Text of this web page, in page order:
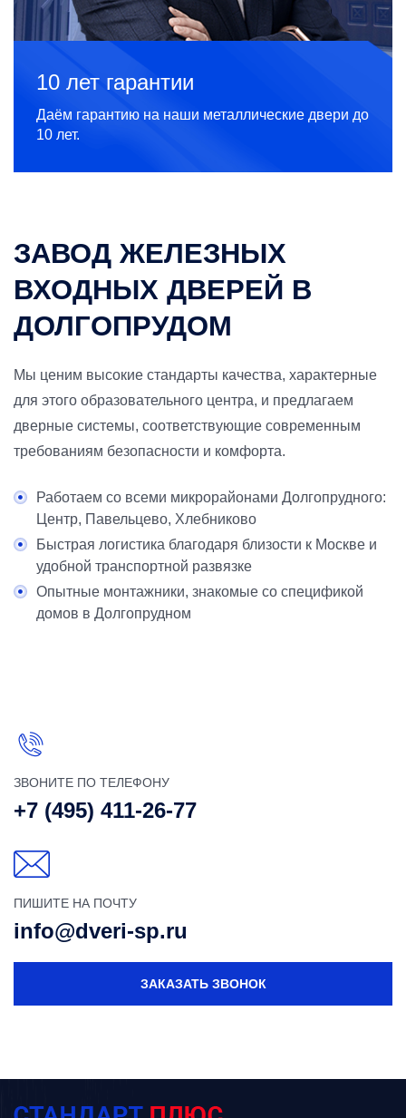
10 лет гарантии
Даём гарантию на наши металлические двери до
10 лет.
ЗАВОД ЖЕЛЕЗНЫХ
ВХОДНЫХ ДВЕРЕЙ В
ДОЛГОПРУДОМ
Мы ценим высокие стандарты качества, характерные
для этого образовательного центра, и предлагаем
дверные системы, соответствующие современным
требованиям безопасности и комфорта.
Работаем со всеми микрорайонами Долгопрудного:
Центр, Павельцево, Хлебниково
Быстрая логистика благодаря близости к Москве и
удобной транспортной развязке
Опытные монтажники, знакомые со спецификой
домов в Долгопрудном
ЗВОНИТЕ ПО ТЕЛЕФОНУ
+7 (495) 411-26-77
ПИШИТЕ НА ПОЧТУ
info@dveri-sp.ru
ЗАКАЗАТЬ ЗВОНОК